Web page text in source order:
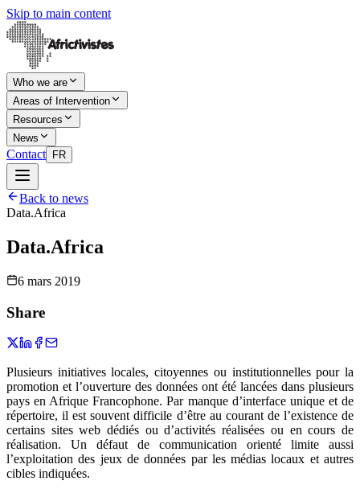
Skip to main content
Who we are
Areas of Intervention
Resources
News
Contact FR
Back to news
Data.Africa
Data.Africa
6 mars 2019
Share
Plusieurs initiatives locales, citoyennes ou institutionnelles pour la
promotion et l’ouverture des données ont été lancées dans plusieurs
pays en Afrique Francophone. Par manque d’interface unique et de
répertoire, il est souvent difficile d’être au courant de l’existence de
certains sites web dédiés ou d’activités réalisées ou en cours de
réalisation. Un défaut de communication orienté limite aussi
l’exploitation des jeux de données par les médias locaux et autres
cibles indiquées.